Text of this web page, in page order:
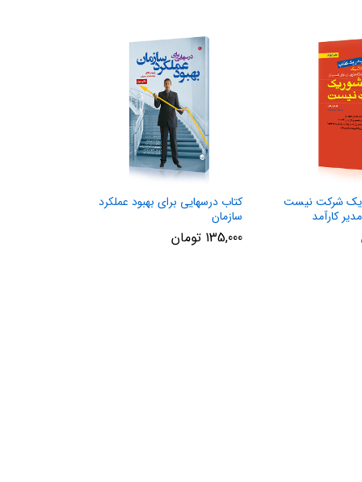
یک شرکت نیست
کارآمد
کتاب درسهایی برای بهبود عملکرد
سازمان‌
135,000 تومان